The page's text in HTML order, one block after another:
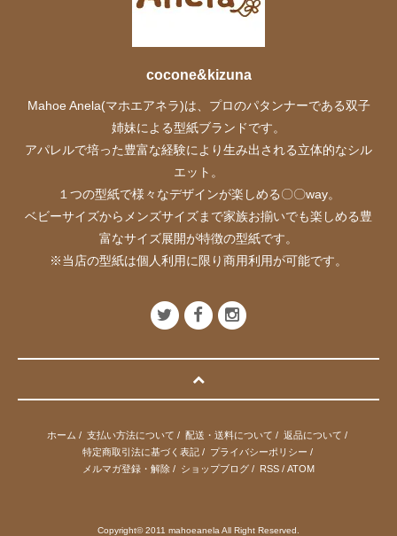
cocone&kizuna
Mahoe Anela(マホエアネラ)は、プロのパタンナーである双子
姉妹による型紙ブランドです。
アパレルで培った豊富な経験により生み出される立体的なシル
エット。
１つの型紙で様々なデザインが楽しめる〇〇way。
ベビーサイズからメンズサイズまで家族お揃いでも楽しめる豊
富なサイズ展開が特徴の型紙です。
※当店の型紙は個人利用に限り商用利用が可能です。
ホーム / 支払い方法について / 配送・送料について / 返品について /
特定商取引法に基づく表記/ プライバシーポリシー /
メルマガ登録・解除 / ショップブログ / RSS / ATOM
Copyright© 2011 mahoeanela All Right Reserved.